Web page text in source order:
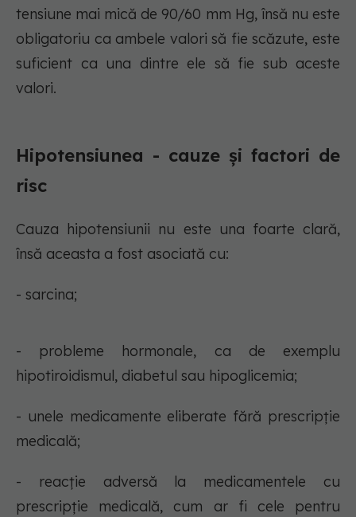
tensiune mai mică de 90/60 mm Hg, însă nu este
obligatoriu ca ambele valori să fie scăzute, este
suficient ca una dintre ele să fie sub aceste
valori.
Hipotensiunea - cauze și factori de
risc
Cauza hipotensiunii nu este una foarte clară,
însă aceasta a fost asociată cu:
- sarcina;
- probleme hormonale, ca de exemplu
hipotiroidismul, diabetul sau hipoglicemia;
- unele medicamente eliberate fără prescripție
medicală;
- reacție adversă la medicamentele cu
prescripție medicală, cum ar fi cele pentru